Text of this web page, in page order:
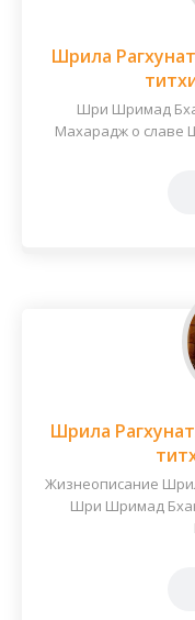
Шрила
Шри Шримад
Махарадж о славе
Шрила
Жизнеописание
Шри Шримад